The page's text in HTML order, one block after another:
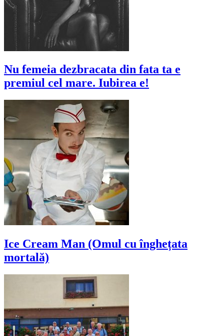
Nu femeia dezbracata din fata ta e
premiul cel mare. Iubirea e!
Ice Cream Man (Omul cu înghețata
mortală)